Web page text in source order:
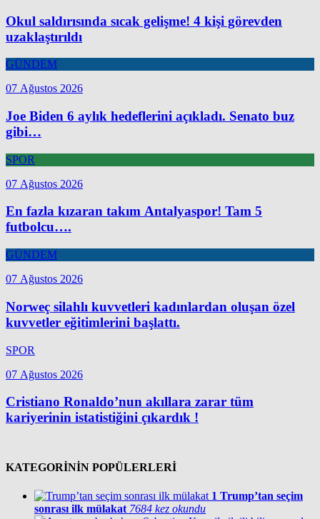
Okul saldırısında sıcak gelişme! 4 kişi görevden
uzaklaştırıldı
GÜNDEM
07 Ağustos 2026
Joe Biden 6 aylık hedeflerini açıkladı. Senato buz
gibi…
SPOR
07 Ağustos 2026
En fazla kızaran takım Antalyaspor! Tam 5
futbolcu….
GÜNDEM
07 Ağustos 2026
Norweç silahlı kuvvetleri kadınlardan oluşan özel
kuvvetler eğitimlerini başlattı.
SPOR
07 Ağustos 2026
Cristiano Ronaldo’nun akıllara zarar tüm
kariyerinin istatistiğini çıkardık !
KATEGORİNİN POPÜLERLERİ
1 Trump’tan seçim
sonrası ilk mülakat 7684 kez okundu